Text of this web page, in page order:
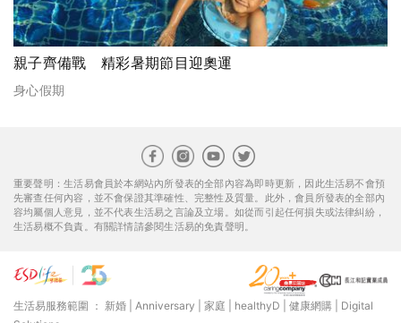
親子齊備戰 精彩暑期節目迎奧運
身心假期
重要聲明：生活易會員於本網站內所發表的全部內容為即時更新，因此生活易不會預
先審查任何內容，並不會保證其準確性、完整性及質量。此外，會員所發表的全部內
容均屬個人意見，並不代表生活易之言論及立場。如從而引起任何損失或法律糾紛，
生活易概不負責。有關詳情請參閱生活易的免責聲明。
生活易服務範圍 ： 新婚 Anniversary 家庭 healthyD 健康網購
Digital